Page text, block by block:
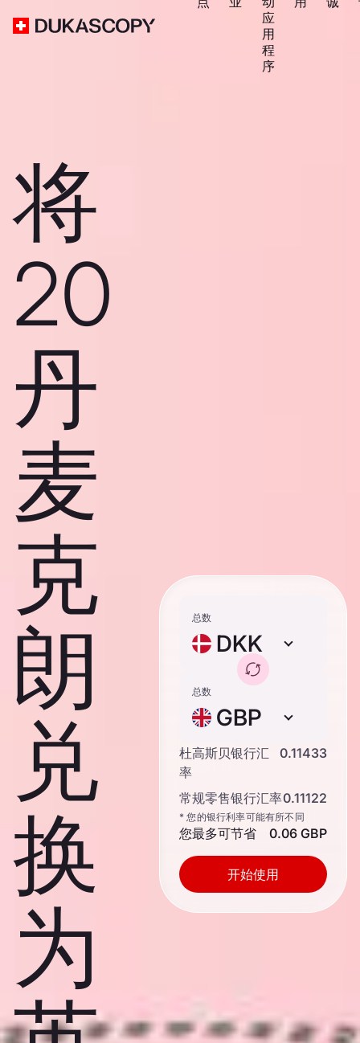
应
用
程
序
将
20
丹
麦
克
朗
兑
换
为
总数
DKK
总数
GBP
杜高斯贝银行汇
率
0.11433
常规零售银行汇率0.11122
* 您的银行利率可能有所不同
您最多可节省 0.06 GBP
开始使用